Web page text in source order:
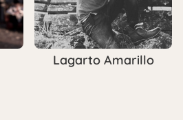
Lagarto Amarillo